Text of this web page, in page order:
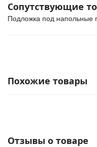
Сопутствующие
Подложка под напольные
Похожие товары
Отзывы о товаре